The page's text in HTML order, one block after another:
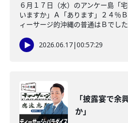
６月１７日（水）のアンケー島「
いますか」Ａ「あります」２４％
ィーサージ的沖縄の普通はＢでした
2026.06.17|00:57:29
「披露宴で余
か」